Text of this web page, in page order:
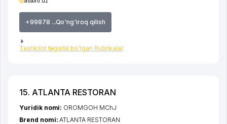
+99878 ...Qo'ng'iroq qilish
Tashkilot tegishli bo'lgan Rubrikalar
15. ATLANTA RESTORAN
Yuridik nomi: OROMGOH MChJ
Brend nomi:ATLANTA RESTORAN